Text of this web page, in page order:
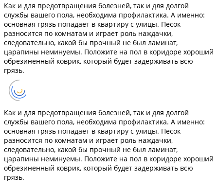
Как и для предотвращения болезней, так и для долгой
службы вашего пола, необходима профилактика. А именно:
основная грязь попадает в квартиру с улицы. Песок
разносится по комнатам и играет роль наждачки,
следовательно, какой бы прочный не был ламинат,
царапины неминуемы. Положите на пол в коридоре хороший
обрезиненный коврик, который будет задерживать всю
грязь.
Как и для предотвращения болезней, так и для долгой
службы вашего пола, необходима профилактика. А именно:
основная грязь попадает в квартиру с улицы. Песок
разносится по комнатам и играет роль наждачки,
следовательно, какой бы прочный не был ламинат,
царапины неминуемы. Положите на пол в коридоре хороший
обрезиненный коврик, который будет задерживать всю
грязь.